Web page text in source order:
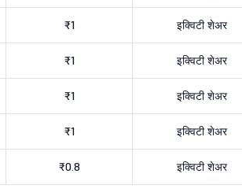
₹1 इक्विटी शेअर
₹1 इक्विटी शेअर
₹1 इक्विटी शेअर
₹1 इक्विटी शेअर
₹0.8 इक्विटी शेअर